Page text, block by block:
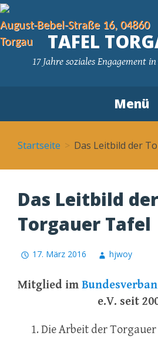
August-Bebel-Straße 16, 04860
Torgau
TAFEL
17 Jahre soziales Engagement
Menü
Startseite Das Leitbild der
Das Leitbild der
Torgauer Tafel
17. März 2016 hjwoy
Mitglied im
e.V. seit
Die Arbeit der